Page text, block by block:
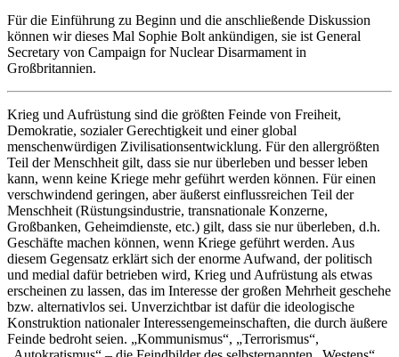
Für die Einführung zu Beginn und die anschließende Diskussion
können wir dieses Mal Sophie Bolt ankündigen, sie ist General
Secretary von Campaign for Nuclear Disarmament in
Großbritannien.
Krieg und Aufrüstung sind die größten Feinde von Freiheit,
Demokratie, sozialer Gerechtigkeit und einer global
menschenwürdigen Zivilisationsentwicklung. Für den allergrößten
Teil der Menschheit gilt, dass sie nur überleben und besser leben
kann, wenn keine Kriege mehr geführt werden können. Für einen
verschwindend geringen, aber äußerst einflussreichen Teil der
Menschheit (Rüstungsindustrie, transnationale Konzerne,
Großbanken, Geheimdienste, etc.) gilt, dass sie nur überleben, d.h.
Geschäfte machen können, wenn Kriege geführt werden. Aus
diesem Gegensatz erklärt sich der enorme Aufwand, der politisch
und medial dafür betrieben wird, Krieg und Aufrüstung als etwas
erscheinen zu lassen, das im Interesse der großen Mehrheit geschehe
bzw. alternativlos sei. Unverzichtbar ist dafür die ideologische
Konstruktion nationaler Interessengemeinschaften, die durch äußere
Feinde bedroht seien. „Kommunismus“, „Terrorismus“,